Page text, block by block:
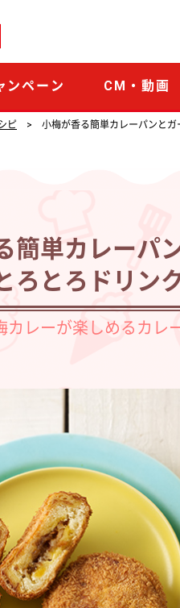
ンペーン CM・動画
ピ 小梅が香る簡単カレーパンと
簡単カレーパ
ろとろドリン
カレーが楽しめるカレ